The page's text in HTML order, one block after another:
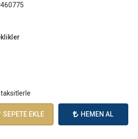
SEPETE EKLE HEMEN AL